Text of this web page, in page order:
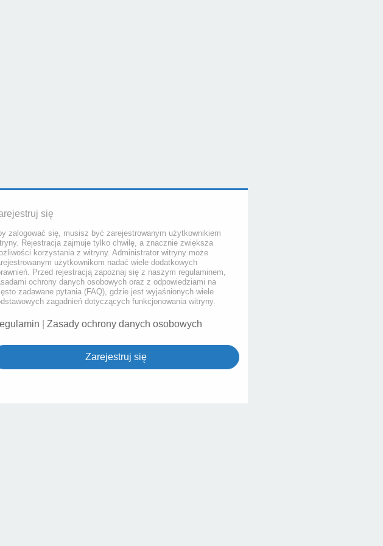
się
zalogować się, musisz być zarejestrowanym użytkownikiem
Rejestracja zajmuje tylko chwilę, a znacznie zwiększa
korzystania z witryny. Administrator witryny może
użytkownikom nadać wiele dodatkowych
Przed rejestracją zapoznaj się z naszym regulaminem,
ochrony danych osobowych oraz z odpowiedziami na
zadawane pytania (FAQ), gdzie jest wyjaśnionych wiele
zagadnień dotyczących funkcjonowania witryny.
Zasady ochrony danych osobowych
Zarejestruj się